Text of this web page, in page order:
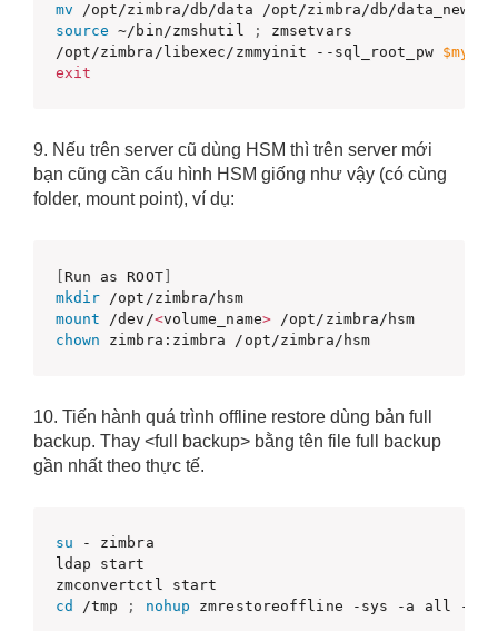
mv
source ~/bin/zmshutil ;
zmsetvars
/opt/zimbra/libexec/zmmyinit --sql_root_pw
exit
9. Nếu trên server cũ dùng HSM thì trên server mới
bạn cũng cần cấu hình HSM giống như vậy (có cùng
folder, mount point), ví dụ:
Run as ROOT]
mkdir
mount /dev/<volume_name>
chown zimbra:zimbra /opt/zimbra/hsm
10. Tiến hành quá trình offline restore dùng bản full
backup. Thay <full backup> bằng tên file full backup
gần nhất theo thực tế.
su - zimbra
ldap start
cd
/tmp ; nohup zmrestoreoffline -sys -a all --